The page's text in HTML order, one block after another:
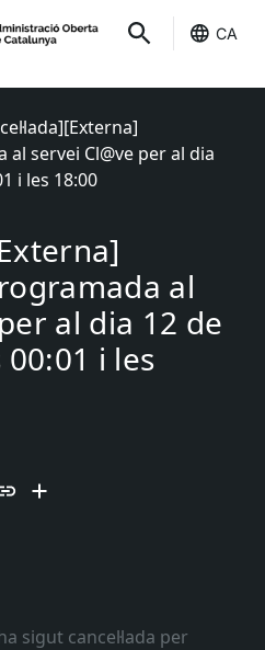
CA
servei Cl@ve per al dia
i les 18:00
al
al dia 12 de
00:01 i les
sigut cancel·lada per